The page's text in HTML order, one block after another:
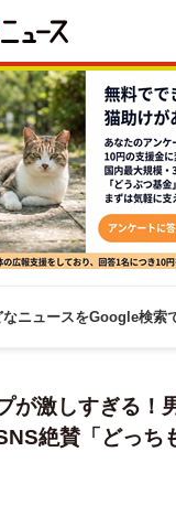
なニュースをGoogle検索
が激しすぎる！
絶賛「どっち